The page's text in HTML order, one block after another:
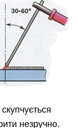
незручно.